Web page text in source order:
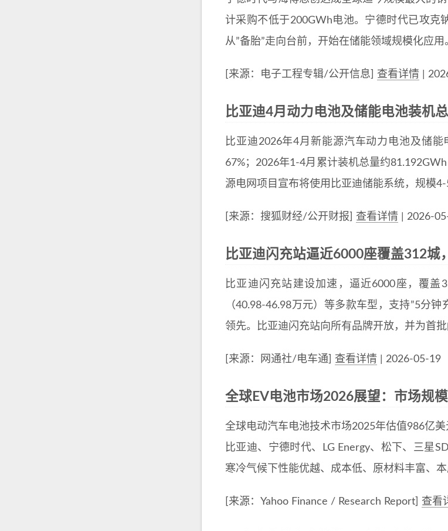
计采购不低于200GWh电池。宁德时代已攻克
从”备胎”走向台前，开始在储能领域规模化应用
[来源：电子工程专辑/公开信息] 查看详情 |
比亚迪4月动力电池及储能电池装机
比亚迪2026年4月新能源汽车动力电池及储
67%；2026年1-4月累计装机总量约
源电网项目宣布将使用比亚迪储能系统，规模4-
[来源：搜狐财经/公开财报] 查看详情 | 2026-
比亚迪闪充站逼近6000座覆盖312城
比亚迪闪充站建设加速，逼近6000座，覆
（40.98-46.98万元）等多款车型，支持”5分
领先。比亚迪闪充站向所有品牌开放，并为首
[来源：网通社/电车通] 查看详情 | 2026-05-19
全球EV电池市场2026展望：市场规
全球电动汽车电池技术市场2025年估值986亿
比亚迪、宁德时代、LG Energy、松下、三星
寒冷气候下性能优越、成本低、原材料丰富、
[来源：Yahoo Finance / Research Report] 查看